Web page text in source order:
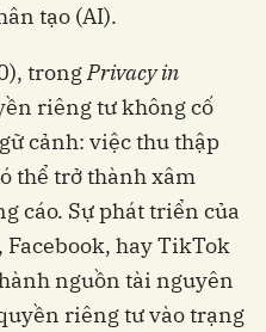
tạo (AI).
trongPrivacy in
riêng tư không cố
cảnh: việc thu thập
thể trở thành xâm
cáo. Sự phát triển của
Facebook, hay TikTok
nguồn tài nguyên
riêng tư vào trạng